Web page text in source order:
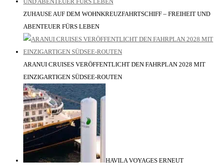
ZUHAUSE AUF DEM WOHNKREUZFAHRTSCHIFF – FREIHEIT UND
ABENTEUER FÜRS LEBEN
ARANUI CRUISES VERÖFFENTLICHT DEN FAHRPLAN 2028 MIT
EINZIGARTIGEN SÜDSEE-ROUTEN
HAVILA VOYAGES ERNEUT